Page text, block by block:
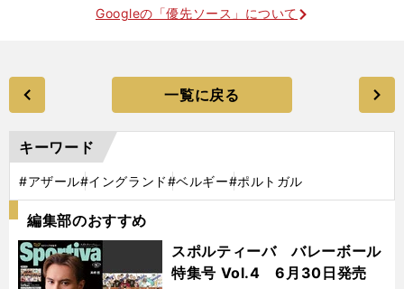
Googleの「優先ソース」について
一覧に戻る
キーワード
#アザール#イングランド#ベルギー#ポルトガル
編集部のおすすめ
スポルティーバ バレーボール
特集号 Vol.4 6月30日発売